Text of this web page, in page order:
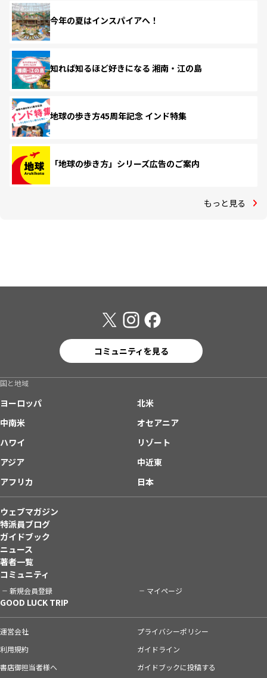
今年の夏はインスパイアへ！
知れば知るほど好きになる 湘南・江の島
地球の歩き方45周年記念 インド特集
「地球の歩き方」シリーズ広告のご案内
もっと見る
コミュニティを見る
国と地域
ヨーロッパ
北米
中南米
オセアニア
ハワイ
リゾート
アジア
中近東
アフリカ
日本
ウェブマガジン
特派員ブログ
ガイドブック
ニュース
著者一覧
コミュニティ
新規会員登録 マイページ
GOOD LUCK TRIP
運営会社
プライバシーポリシー
利用規約
ガイドライン
書店御担当者様へ
ガイドブックに投稿する